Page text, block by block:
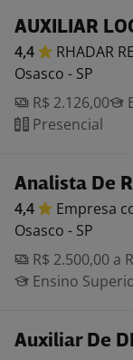
AUXILIAR
4,4 RHADAR
Osasco - SP
R$ 2.126,00
Presencial
Analista De
4,4 Empresa
Osasco - SP
R$ 2.500,00 a
Ensino
Auxiliar De